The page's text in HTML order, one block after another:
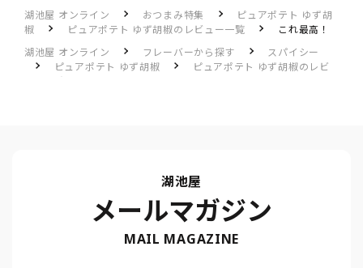
湖池屋 オンライン おつまみ特集
ピュアポテト ゆず胡
椒
ピュアポテト ゆず胡椒のレビュー一覧
これ最高！
湖池屋 オンライン
フレーバーから探す
スパイシー
ピュアポテト ゆず胡椒
ピュアポテト ゆず胡椒のレビ
湖池屋
メールマガジン
MAIL MAGAZINE